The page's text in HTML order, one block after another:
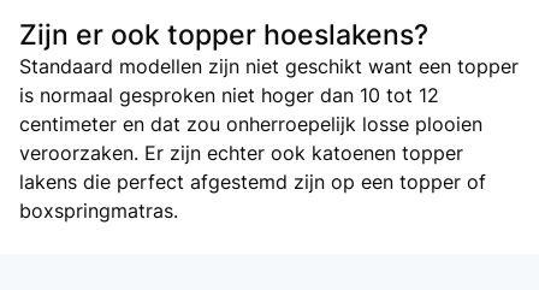
Zijn er ook topper hoeslakens?
Standaard modellen zijn niet geschikt want een topper
is normaal gesproken niet hoger dan 10 tot 12
centimeter en dat zou onherroepelijk losse plooien
veroorzaken. Er zijn echter ook katoenen topper
lakens die perfect afgestemd zijn op een topper of
boxspringmatras.